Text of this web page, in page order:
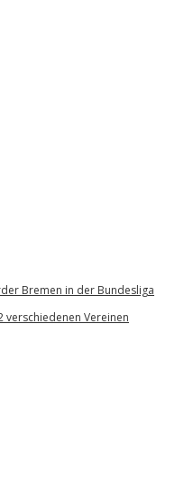
Bremen in der Bundesliga
verschiedenen Vereinen